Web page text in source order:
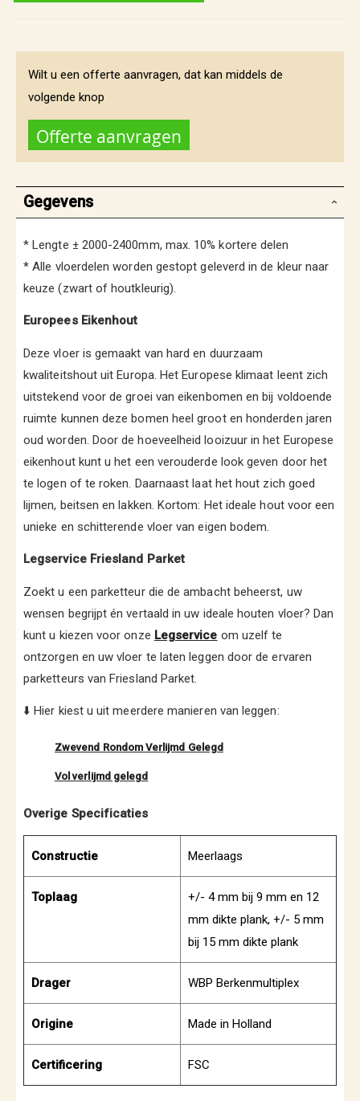
Wilt u een offerte aanvragen, dat kan middels de
volgende knop
Offerte aanvragen
Gegevens
* Lengte ± 2000-2400mm, max. 10% kortere delen
* Alle vloerdelen worden gestopt geleverd in de kleur naar
keuze (zwart of houtkleurig).
Europees Eikenhout
Deze vloer is gemaakt van hard en duurzaam
kwaliteitshout uit Europa. Het Europese klimaat leent zich
uitstekend voor de groei van eikenbomen en bij voldoende
ruimte kunnen deze bomen heel groot en honderden jaren
oud worden. Door de hoeveelheid looizuur in het Europese
eikenhout kunt u het een verouderde look geven door het
te logen of te roken. Daarnaast laat het hout zich goed
lijmen, beitsen en lakken. Kortom: Het ideale hout voor een
unieke en schitterende vloer van eigen bodem.
Legservice Friesland Parket
Zoekt u een parketteur die de ambacht beheerst, uw
wensen begrijpt én vertaald in uw ideale houten vloer? Dan
kunt u kiezen voor onze Legservice om uzelf te
ontzorgen en uw vloer te laten leggen door de ervaren
parketteurs van Friesland Parket.
⬇️ Hier kiest u uit meerdere manieren van leggen:
Zwevend Rondom Verlijmd Gelegd
Vol verlijmd gelegd
Overige Specificaties
Constructie Meerlaags
Toplaag
+/- 4 mm bij 9 mm en 12
mm dikte plank, +/- 5 mm
bij 15 mm dikte plank
Drager WBP Berkenmultiplex
Origine Made in Holland
Certificering FSC